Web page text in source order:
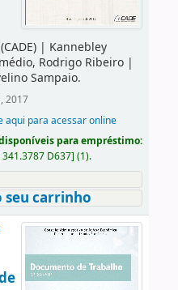
| Kannebley
Rodrigo Ribeiro|
Sampaio.
2017
aqui para acessar online
para empréstimo:
341.3787 D637] (1).
seu carrinho